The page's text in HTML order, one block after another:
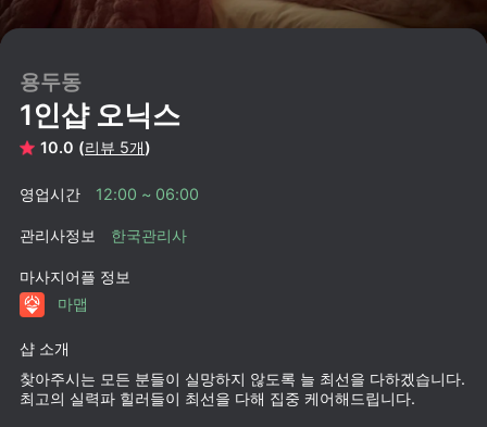
용두동
1인샵 오닉스
10.0 (리뷰 5개)
영업시간 12:00 ~ 06:00
관리사정보 한국관리사
마사지어플 정보
마맵
샵 소개
찾아주시는 모든 분들이 실망하지 않도록 늘 최선을 다하겠습니다.
최고의 실력파 힐러들이 최선을 다해 집중 케어해드립니다.